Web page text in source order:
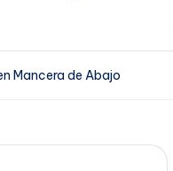
Mancera de Abajo